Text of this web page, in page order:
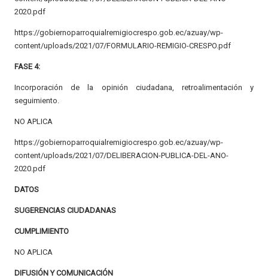
2020.pdf
https://gobiernoparroquialremigiocrespo.gob.ec/azuay/wp-
content/uploads/2021/07/FORMULARIO-REMIGIO-CRESPO.pdf
FASE 4:
Incorporación de la opinión ciudadana, retroalimentación y
seguimiento.
NO APLICA
https://gobiernoparroquialremigiocrespo.gob.ec/azuay/wp-
content/uploads/2021/07/DELIBERACION-PUBLICA-DEL-ANO-
2020.pdf
DATOS
SUGERENCIAS CIUDADANAS
CUMPLIMIENTO
NO APLICA
DIFUSIÓN Y COMUNICACIÓN